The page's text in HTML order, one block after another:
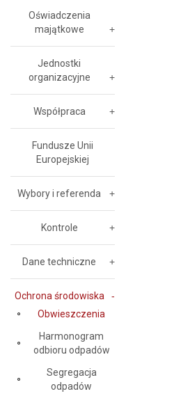
Oświadczenia
majątkowe
Jednostki
organizacyjne
Współpraca
Fundusze Unii
Europejskiej
Wybory i referenda
Kontrole
Dane techniczne
Ochrona środowiska
Obwieszczenia
Harmonogram
odbioru odpadów
Segregacja
odpadów